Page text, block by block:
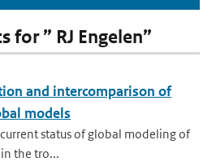
for ” RJ Engelen”
and intercomparison of
models
status of global modeling of
the tro...